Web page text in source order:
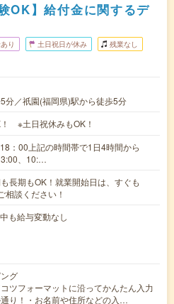
OK】給付金に関するデ
り 土日祝日が休み 残業なし
分／祇園(福岡県)駅から徒歩5分
※土日祝休みもOK！
：00上記の時間帯で1日4時間から
、10:…
長期もOK！就業開始日は、すぐも
相談ください！
も給与変動なし
グ
ツフォーマットに沿ってかんたん入力
り！・お名前や住所などの入…